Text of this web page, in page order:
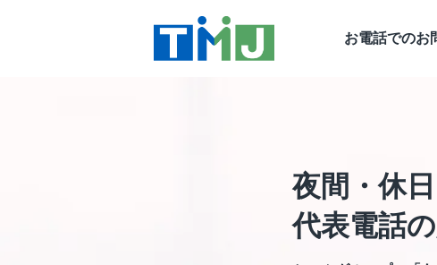
お電話でのお
夜間・休
代表電話